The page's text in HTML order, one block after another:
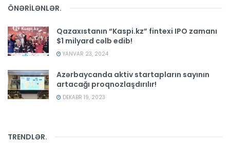
ÖNƏRİLƏNLƏR.
Qazaxıstanın “Kaspi.kz” fintexi IPO zamanı
$1 milyard cəlb edib!
YANVAR 23, 2024
Azərbaycanda aktiv startapların sayının
artacağı proqnozlaşdırılır!
DEKABR 19, 2023
TRENDLƏR.